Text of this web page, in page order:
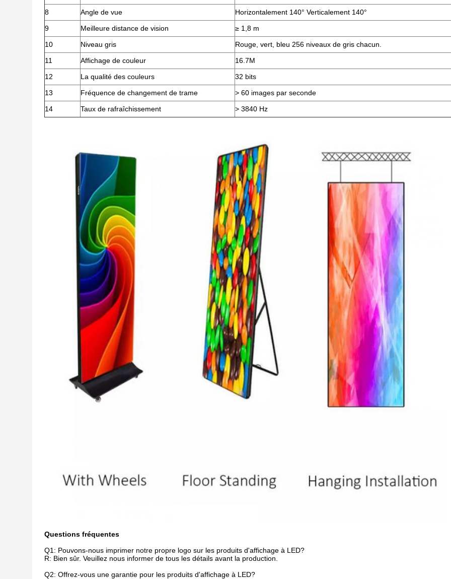
8
Angle de vue
Horizontalement 140° Verticalement 140°
9
Meilleure distance de vision
≥ 1,8 m
10
Niveau gris
Rouge, vert, bleu 256 niveaux de gris chacun.
11
Affichage de couleur
16.7M
12
La qualité des couleurs
32 bits
13
Fréquence de changement de trame
> 60 images par seconde
14
Taux de rafraîchissement > 3840 Hz
Questions fréquentes
Q1: Pouvons-nous imprimer notre propre logo sur les produits d'affichage à LED?
R: Bien sûr. Veuillez nous informer de tous les détails avant la production.
Q2: Offrez-vous une garantie pour les produits d'affichage à LED?